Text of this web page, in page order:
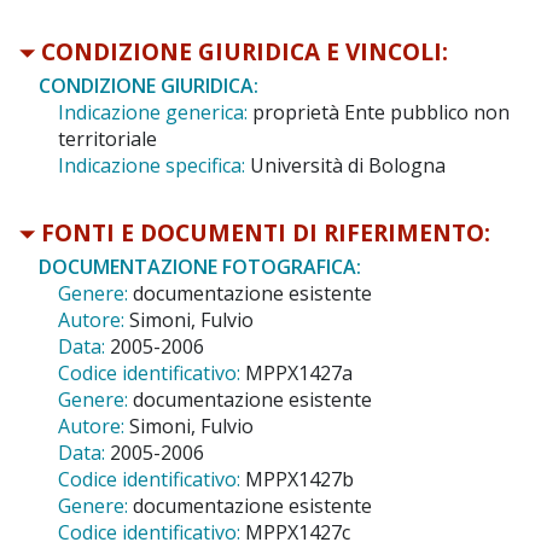
CONDIZIONE GIURIDICA E VINCOLI:
CONDIZIONE GIURIDICA:
Indicazione generica: proprietà Ente pubblico non
territoriale
Indicazione specifica: Università di Bologna
FONTI E DOCUMENTI DI RIFERIMENTO:
DOCUMENTAZIONE FOTOGRAFICA:
Genere: documentazione esistente
Autore: Simoni, Fulvio
Data: 2005-2006
Codice identificativo: MPPX1427a
Genere: documentazione esistente
Autore: Simoni, Fulvio
Data: 2005-2006
Codice identificativo: MPPX1427b
Genere: documentazione esistente
Codice identificativo: MPPX1427c